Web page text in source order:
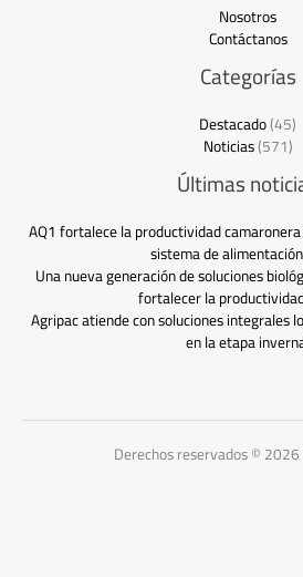
Nosotros
Contáctanos
Categorías
Destacado(45)
Noticias(571)
Últimas
AQ1 fortalece la productividad
sistema de
Una nueva generación de soluciones
fortalecer la
Agripac atiende con soluciones integrales
en la etapa
Derechos reservados ©